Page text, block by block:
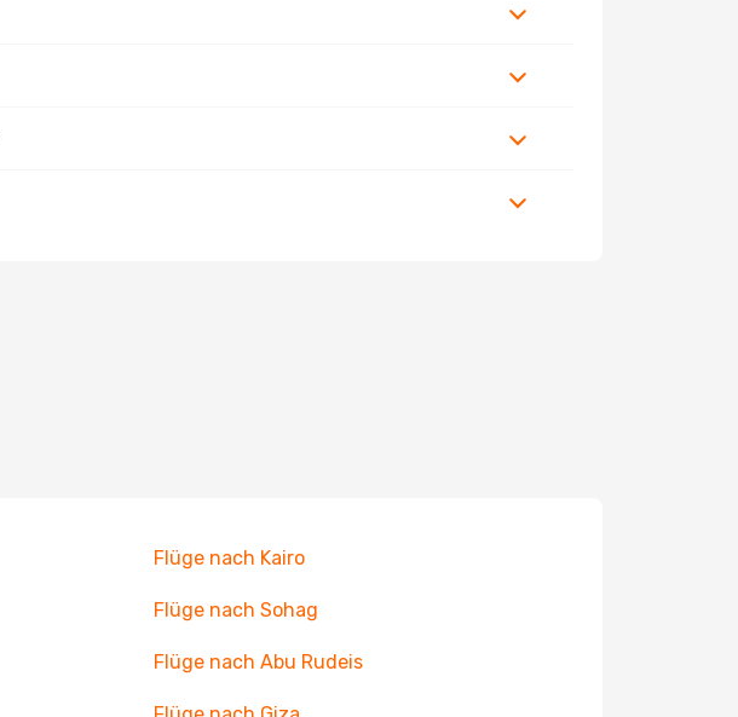
Flüge nach Kairo
Flüge nach Sohag
Flüge nach Abu Rudeis